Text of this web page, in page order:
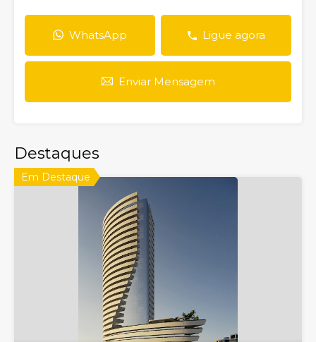
WhatsApp Ligue agora
Enviar Mensagem
Destaques
Em Destaque